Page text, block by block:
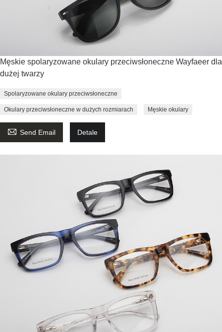
Męskie spolaryzowane okulary przeciwsłoneczne Wayfaeer dla
dużej twarzy
Spolaryzowane okulary przeciwsłoneczne
Okulary przeciwsłoneczne w dużych rozmiarach Męskie okulary
 Send Email Detale